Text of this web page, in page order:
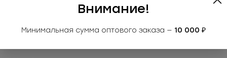
за шт.
Под заказ
Внимание!
Минимальная сумма оптового заказа — 10 000 ₽